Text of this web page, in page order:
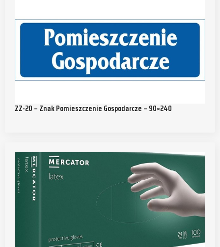
ZZ-20 – Znak Pomieszczenie Gospodarcze – 90×240